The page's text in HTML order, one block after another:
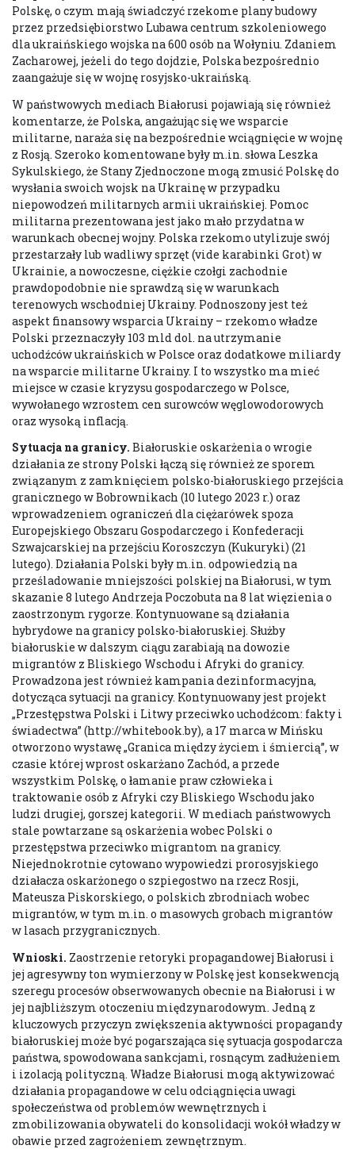
Polskę, o czym mają świadczyć rzekome plany budowy
przez przedsiębiorstwo Lubawa centrum szkoleniowego
dla ukraińskiego wojska na 600 osób na Wołyniu. Zdaniem
Zacharowej, jeżeli do tego dojdzie, Polska bezpośrednio
zaangażuje się w wojnę rosyjsko-ukraińską.
W państwowych mediach Białorusi pojawiają się również
komentarze, że Polska, angażując się we wsparcie
militarne, naraża się na bezpośrednie wciągnięcie w wojnę
z Rosją. Szeroko komentowane były m.in. słowa Leszka
Sykulskiego, że Stany Zjednoczone mogą zmusić Polskę do
wysłania swoich wojsk na Ukrainę w przypadku
niepowodzeń militarnych armii ukraińskiej. Pomoc
militarna prezentowana jest jako mało przydatna w
warunkach obecnej wojny. Polska rzekomo utylizuje swój
przestarzały lub wadliwy sprzęt (vide karabinki Grot) w
Ukrainie, a nowoczesne, ciężkie czołgi zachodnie
prawdopodobnie nie sprawdzą się w warunkach
terenowych wschodniej Ukrainy. Podnoszony jest też
aspekt finansowy wsparcia Ukrainy – rzekomo władze
Polski przeznaczyły 103 mld dol. na utrzymanie
uchodźców ukraińskich w Polsce oraz dodatkowe miliardy
na wsparcie militarne Ukrainy. I to wszystko ma mieć
miejsce w czasie kryzysu gospodarczego w Polsce,
wywołanego wzrostem cen surowców węglowodorowych
oraz wysoką inflacją.
Sytuacja na granicy. Białoruskie oskarżenia o wrogie
działania ze strony Polski łączą się również ze sporem
związanym z zamknięciem polsko-białoruskiego przejścia
granicznego w Bobrownikach (10 lutego 2023 r.) oraz
wprowadzeniem ograniczeń dla ciężarówek spoza
Europejskiego Obszaru Gospodarczego i Konfederacji
Szwajcarskiej na przejściu Koroszczyn (Kukuryki) (21
lutego). Działania Polski były m.in. odpowiedzią na
prześladowanie mniejszości polskiej na Białorusi, w tym
skazanie 8 lutego Andrzeja Poczobuta na 8 lat więzienia o
zaostrzonym rygorze. Kontynuowane są działania
hybrydowe na granicy polsko-białoruskiej. Służby
białoruskie w dalszym ciągu zarabiają na dowozie
migrantów z Bliskiego Wschodu i Afryki do granicy.
Prowadzona jest również kampania dezinformacyjna,
dotycząca sytuacji na granicy. Kontynuowany jest projekt
„Przestępstwa Polski i Litwy przeciwko uchodźcom: fakty i
świadectwa” (http://whitebook.by), a 17 marca w Mińsku
otworzono wystawę „Granica między życiem i śmiercią”, w
czasie której wprost oskarżano Zachód, a przede
wszystkim Polskę, o łamanie praw człowieka i
traktowanie osób z Afryki czy Bliskiego Wschodu jako
ludzi drugiej, gorszej kategorii. W mediach państwowych
stale powtarzane są oskarżenia wobec Polski o
przestępstwa przeciwko migrantom na granicy.
Niejednokrotnie cytowano wypowiedzi prorosyjskiego
działacza oskarżonego o szpiegostwo na rzecz Rosji,
Mateusza Piskorskiego, o polskich zbrodniach wobec
migrantów, w tym m.in. o masowych grobach migrantów
w lasach przygranicznych.
Wnioski. Zaostrzenie retoryki propagandowej Białorusi i
jej agresywny ton wymierzony w Polskę jest konsekwencją
szeregu procesów obserwowanych obecnie na Białorusi i w
jej najbliższym otoczeniu międzynarodowym. Jedną z
kluczowych przyczyn zwiększenia aktywności propagandy
białoruskiej może być pogarszająca się sytuacja gospodarcza
państwa, spowodowana sankcjami, rosnącym zadłużeniem
i izolacją polityczną. Władze Białorusi mogą aktywizować
działania propagandowe w celu odciągnięcia uwagi
społeczeństwa od problemów wewnętrznych i
zmobilizowania obywateli do konsolidacji wokół władzy w
obawie przed zagrożeniem zewnętrznym.